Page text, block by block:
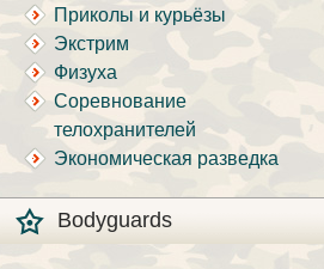
Приколы и курьёзы
Экстрим
Физуха
Соревнование
телохранителей
Экономическая разведка
Bodyguards